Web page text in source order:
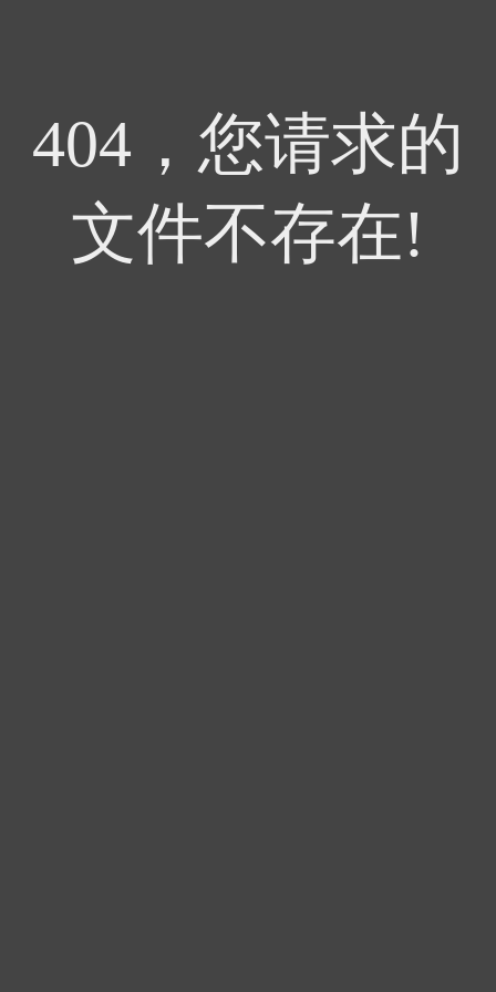
404，您请求的
文件不存在!